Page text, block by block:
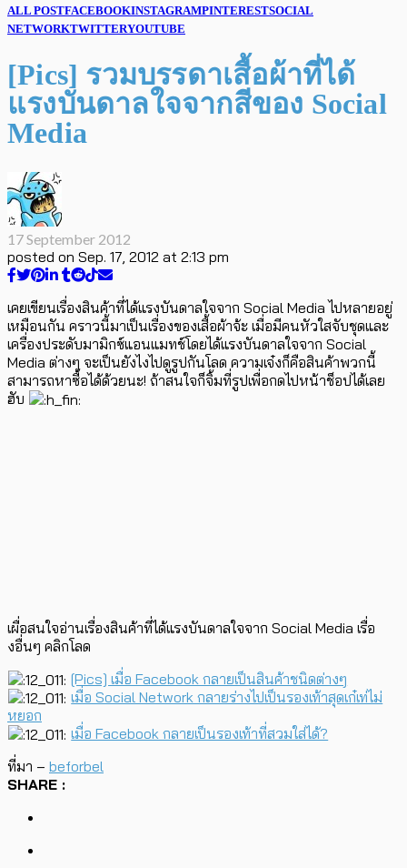
ALL POSTFACEBOOKINSTAGRAMPINTERESTSOCIAL
NETWORKTWITTERYOUTUBE
[Pics] รวมบรรดาเสื้อผ้าที่ได้
แรงบันดาลใจจากสีของ Social
Media
17 September 2012
posted on Sep. 17, 2012 at 2:13 pm
เคยเขียนเรื่องสินค้าที่ได้แรงบันดาลใจจาก Social Media ไปหลายอยู่
เหมือนกัน คราวนี้มาเป็นเรื่องของเสื้อผ้าจ้ะ เมื่อมีคนหัวใสจับชุดและ
เครื่องประดับมามิกซ์แอนแมทช์โดยได้แรงบันดาลใจจาก Social
Media ต่างๆ จะเป็นยังไงไปดูรูปกันโลด ความเจ๋งก็คือสินค้าพวกนี้
สามารถหาซื้อได้ด้วยนะ! ถ้าสนใจก็จิ้มที่รูปเพื่อกดไปหน้าช็อปได้เลย
ฮับ
เผื่อสนใจอ่านเรื่องสินค้าที่ได้แรงบันดาลใจจาก Social Media เรื่อ
งอื่นๆ คลิกโลด
[Pics] เมื่อ Facebook กลายเป็นสินค้าชนิดต่างๆ
เมื่อ Social Network กลายร่างไปเป็นรองเท้าสุดเก๋เท่ไม่
หยอก
เมื่อ Facebook กลายเป็นรองเท้าที่สวมใส่ได้?
ที่มา – beforbel
SHARE :